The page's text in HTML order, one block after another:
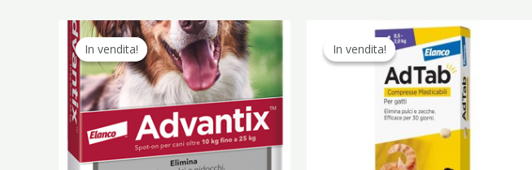
In vendita!
In vendita!
Il
prezzo
originale
era:
63,90 €.
Il
prezzo
attuale
è:
37,90 €.
In vendita!
In vendita!
Il
prezzo
originale
era:
34,80 €.
Il
prezzo
attuale
è:
21,90 €.